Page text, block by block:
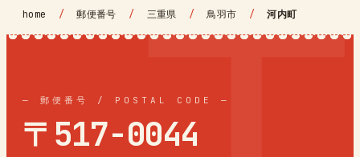
home / 郵便番号 / 三重県 / 鳥羽市 / 河内町
— 郵便番号 / POSTAL CODE —
〒517-0044